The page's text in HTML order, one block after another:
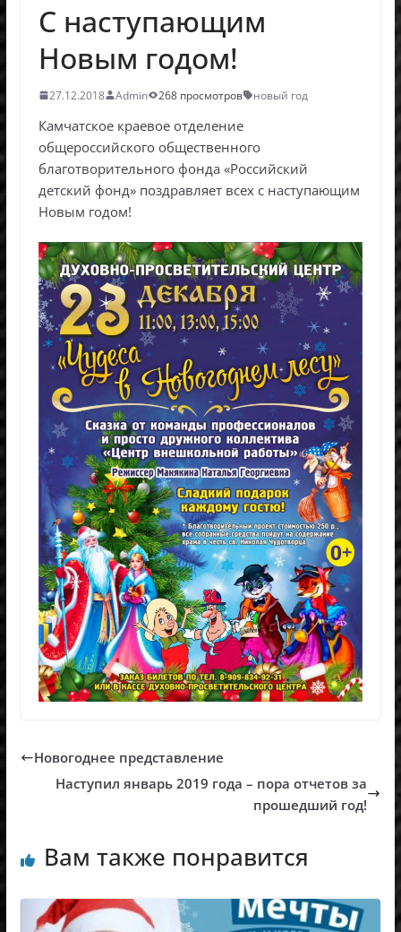
С наступающим
Новым годом!
27.12.2018 Admin 268 просмотров новый год
Камчатское краевое отделение
общероссийского общественного
благотворительного фонда «Российский
детский фонд» поздравляет всех с наступающим
Новым годом!
Новогоднее представление
Наступил январь 2019 года – пора отчетов за
прошедший год!
Вам также понравится